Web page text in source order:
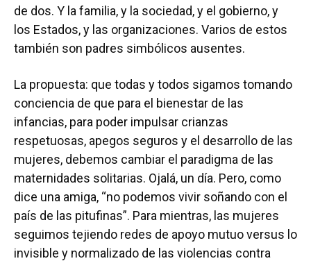
de dos. Y la familia, y la sociedad, y el gobierno, y
los Estados, y las organizaciones. Varios de estos
también son padres simbólicos ausentes.
La propuesta: que todas y todos sigamos tomando
conciencia de que para el bienestar de las
infancias, para poder impulsar crianzas
respetuosas, apegos seguros y el desarrollo de las
mujeres, debemos cambiar el paradigma de las
maternidades solitarias. Ojalá, un día. Pero, como
dice una amiga, “no podemos vivir soñando con el
país de las pitufinas”. Para mientras, las mujeres
seguimos tejiendo redes de apoyo mutuo versus lo
invisible y normalizado de las violencias contra